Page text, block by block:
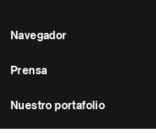
Navegador
Prensa
Nuestro portafolio